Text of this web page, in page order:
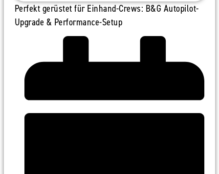
Perfekt gerüstet für Einhand-Crews: B&G Autopilot-
Upgrade & Performance-Setup